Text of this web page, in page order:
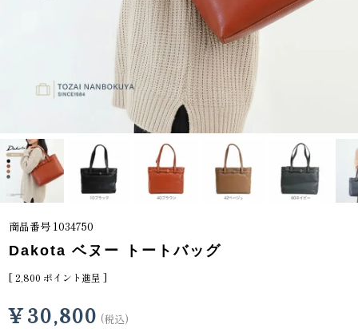
商品番号 1034750
Dakota ベヌー トートバッグ
[ 2,800 ポイント進呈 ]
¥30,800 税込